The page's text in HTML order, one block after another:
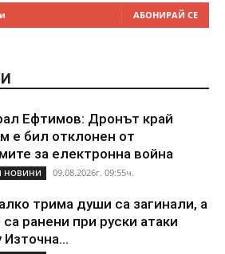
АБОНИРАЙ СЕ
Ефтимов: Дронът край
е бил отклонен от
за електронна война
НОВИНИ 09.08.2026г. 09:55ч.
трима души са загинали, а
ранени при руски атаки